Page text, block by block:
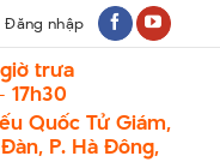
Đăng nhập
trưa
17h30
Quốc Tử Giám,
P. Hà Đông,